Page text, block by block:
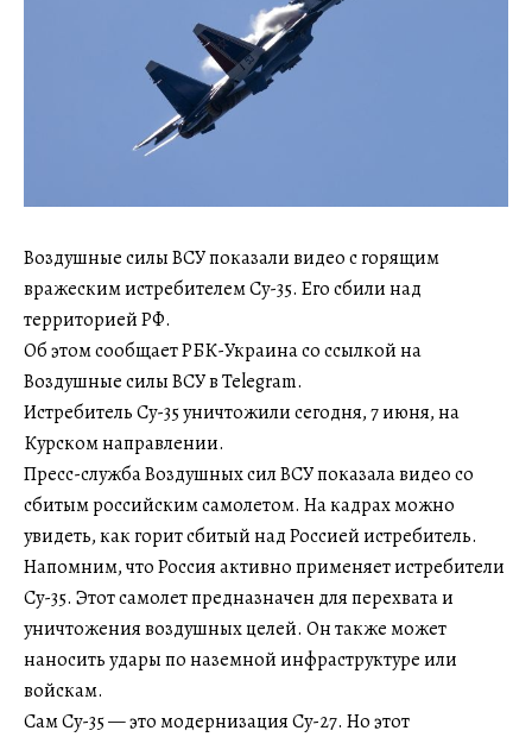
Воздушные силы ВСУ показали видео с горящим
вражеским истребителем Су-35. Его сбили над
территорией РФ.
Об этом сообщает РБК-Украина со ссылкой на
Воздушные силы ВСУ в Telegram.
Истребитель Су-35 уничтожили сегодня, 7 июня, на
Курском направлении.
Пресс-служба Воздушных сил ВСУ показала видео со
сбитым российским самолетом. На кадрах можно
увидеть, как горит сбитый над Россией истребитель.
Напомним, что Россия активно применяет истребители
Су-35. Этот самолет предназначен для перехвата и
уничтожения воздушных целей. Он также может
наносить удары по наземной инфраструктуре или
войскам.
Сам Су-35 — это модернизация Су-27. Но этот